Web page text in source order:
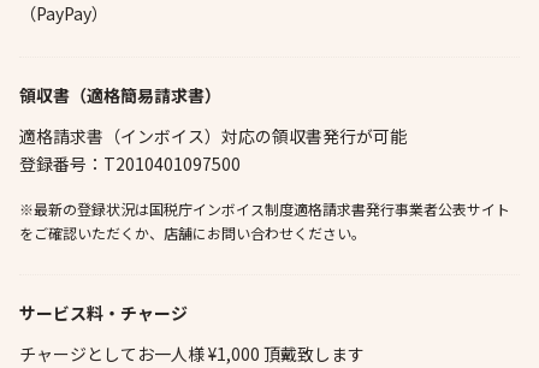
（PayPay）
領収書（適格簡易請求書）
適格請求書（インボイス）対応の領収書発行が可能
登録番号：T2010401097500
※最新の登録状況は国税庁インボイス制度適格請求書発行事業者公表サイト
をご確認いただくか、店舗にお問い合わせください。
サービス料・チャージ
チャージとしてお一人様 ¥1,000 頂戴致します